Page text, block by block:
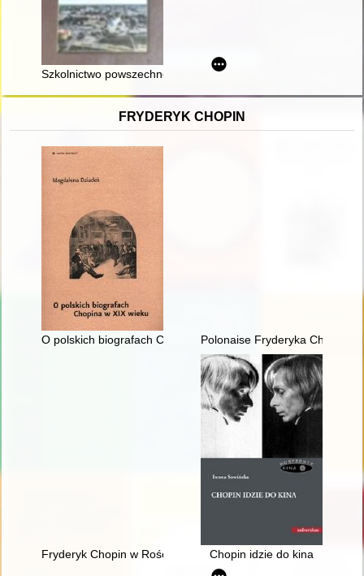
Szkolnictwo powszechne w Kolbuszowej (XVIII-XXI w.)
FRYDERYK CHOPIN
O polskich biografach Chopina w XIX wiekuPolonaise Fryderyka Chopina.
Fryderyk Chopin w Rościszewie Chopin idzie do kina